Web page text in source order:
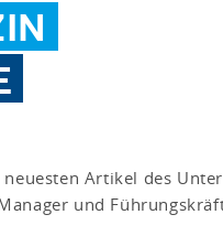
neuesten Artikel des
und